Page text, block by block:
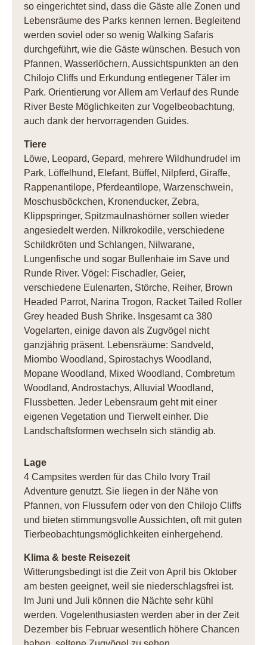
so eingerichtet sind, dass die Gäste alle Zonen und
Lebensräume des Parks kennen lernen. Begleitend
werden soviel oder so wenig Walking Safaris
durchgeführt, wie die Gäste wünschen. Besuch von
Pfannen, Wasserlöchern, Aussichtspunkten an den
Chilojo Cliffs und Erkundung entlegener Täler im
Park. Orientierung vor Allem am Verlauf des Runde
River Beste Möglichkeiten zur Vogelbeobachtung,
auch dank der hervorragenden Guides.
Tiere
Löwe, Leopard, Gepard, mehrere Wildhundrudel im
Park, Löffelhund, Elefant, Büffel, Nilpferd, Giraffe,
Rappenantilope, Pferdeantilope, Warzenschwein,
Moschusböckchen, Kronenducker, Zebra,
Klippspringer, Spitzmaulnashörner sollen wieder
angesiedelt werden. Nilkrokodile, verschiedene
Schildkröten und Schlangen, Nilwarane,
Lungenfische und sogar Bullenhaie im Save und
Runde River. Vögel: Fischadler, Geier,
verschiedene Eulenarten, Störche, Reiher, Brown
Headed Parrot, Narina Trogon, Racket Tailed Roller
Grey headed Bush Shrike. Insgesamt ca 380
Vogelarten, einige davon als Zugvögel nicht
ganzjährig präsent. Lebensräume: Sandveld,
Miombo Woodland, Spirostachys Woodland,
Mopane Woodland, Mixed Woodland, Combretum
Woodland, Androstachys, Alluvial Woodland,
Flussbetten. Jeder Lebensraum geht mit einer
eigenen Vegetation und Tierwelt einher. Die
Landschaftsformen wechseln sich ständig ab.
Lage
4 Campsites werden für das Chilo Ivory Trail
Adventure genutzt. Sie liegen in der Nähe von
Pfannen, von Flussufern oder von den Chilojo Cliffs
und bieten stimmungsvolle Aussichten, oft mit guten
Tierbeobachtungsmöglichkeiten einhergehend.
Klima & beste Reisezeit
Witterungsbedingt ist die Zeit von April bis Oktober
am besten geeignet, weil sie niederschlagsfrei ist.
Im Juni und Juli können die Nächte sehr kühl
werden. Vogelenthusiasten werden aber in der Zeit
Dezember bis Februar wesentlich höhere Chancen